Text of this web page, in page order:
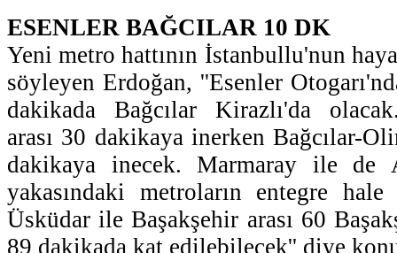
ESENLER BAĞCILAR 10 DK
Yeni metro hattının İstanbullu'nun
söyleyen Erdoğan, ''Esenler
dakikada Bağcılar Kirazlı'da
arası 30 dakikaya inerken Bağcılar-
dakikaya inecek. Marmaray ile de
yakasındaki metroların entegre
Üsküdar ile Başakşehir arası 60
89 dakikada kat edilebilecek'' diye